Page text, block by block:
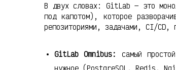
В двух словах: GitLab — это
под капотом), которое
репозиториями, задачами, CI/CD,
GitLab Omnibus:
самый